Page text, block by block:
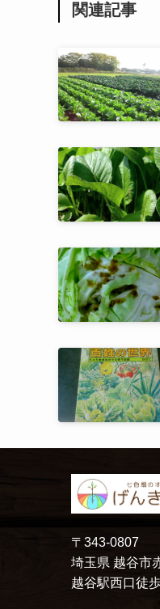
関連記事
〒343-0807
埼玉県 越谷市
越谷駅西口徒